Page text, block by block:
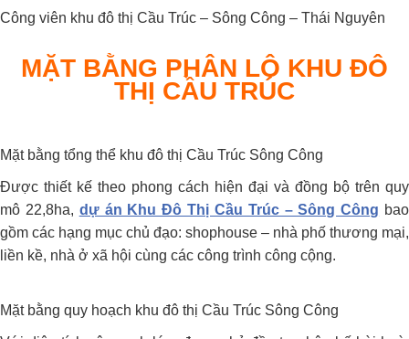
Công viên khu đô thị Cầu Trúc – Sông Công – Thái Nguyên
MẶT BẰNG PHÂN LÔ KHU ĐÔ
THỊ CẦU TRÚC
Mặt bằng tổng thể khu đô thị Cầu Trúc Sông Công
Được thiết kế theo phong cách hiện đại và đồng bộ trên quy
mô 22,8ha, dự án Khu Đô Thị Cầu Trúc – Sông Công bao
gồm các hạng mục chủ đạo: shophouse – nhà phố thương mại,
liền kề, nhà ở xã hội cùng các công trình công cộng.
Mặt bằng quy hoạch khu đô thị Cầu Trúc Sông Công